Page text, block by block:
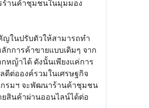
ร้านค้าชุมชนในมุมมอง
ในปรับตัวให้สามารถทำ
กการค้าขายแบบเดิมๆ จาก
หญ้าได้ ดังนั้นเพียงแค่การ
ต่อองค์รวมในเศรษฐกิจ
กรมฯ จะพัฒนาร้านค้าชุมชน
สินค้าผ่านออนไลน์ได้ต่อ